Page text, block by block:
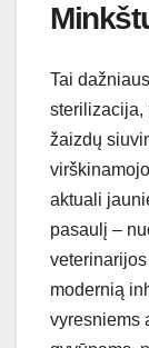
Tai
sterilizacija,
žaizdų
aktuali
pasaulį –
modernią
vyresniems